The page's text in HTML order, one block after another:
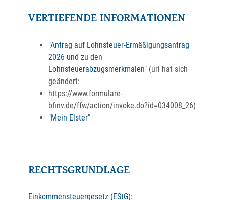
VERTIEFENDE INFORMATIONEN
"Antrag auf Lohnsteuer-Ermäßigungsantrag
2026 und zu den
Lohnsteuerabzugsmerkmalen" (url hat sich
geändert:
https://www.formulare-
bfinv.de/ffw/action/invoke.do?id=034008_26)
"Mein Elster"
RECHTSGRUNDLAGE
Einkommensteuergesetz (EStG):